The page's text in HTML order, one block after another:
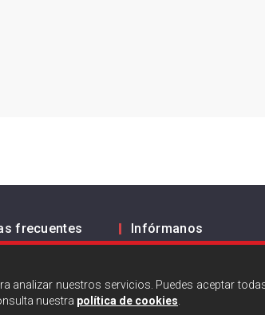
frecuentes
Infórmanos
analizar nuestros servicios. Puedes aceptar
nuestra política de cookies